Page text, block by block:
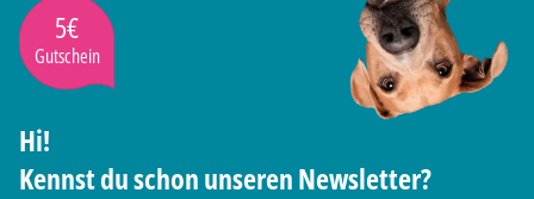
5€
Gutschein
Hi!
Kennst du schon unseren Newsletter?